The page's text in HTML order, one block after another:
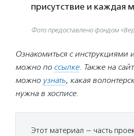
присутствие и каждая
Фото предоставлено фондом
Ознакомиться с инструкциями
можно по ссылке. Также на
можно узнать, какая
нужна в хосписе.
Этот материал — часть